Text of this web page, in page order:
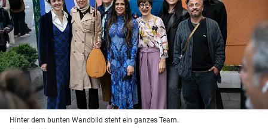
Hinter dem bunten Wandbild steht ein ganzes Team.